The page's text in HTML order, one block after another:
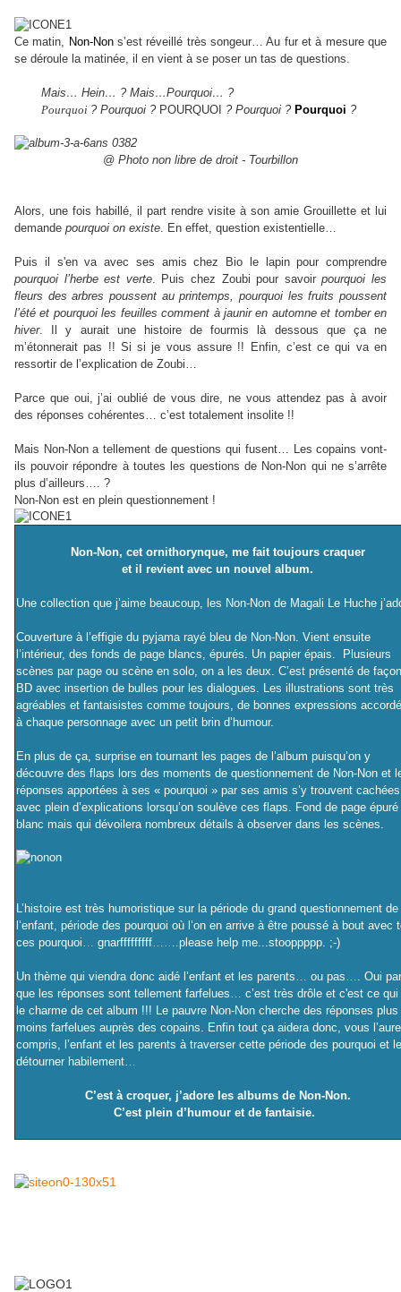
Ce matin, Non-Nons’est réveillé très songeur… Au fur et à mesure que
se déroule la matinée, il en vient à se poser un tas de questions.
Mais… Hein… ? Mais…Pourquoi… ?
Pourquoi ? Pourquoi ? POURQUOI ? Pourquoi ? Pourquoi ?
@ Photo non libre de droit - Tourbillon
Alors, une fois habillé, il part rendre visite à son amie Grouillette et lui
demande pourquoi on existe. En effet, question existentielle…
Puis il s'en va avec ses amis chez Bio le lapin pour comprendre
pourquoi l’herbe est verte. Puis chez Zoubi pour savoirpourquoi les
fleurs des arbres poussent au printemps, pourquoi les fruits poussent
l’été et pourquoi les feuilles comment à jaunir en automne et tomber en
hiver. Il y aurait une histoire de fourmis là dessous que ça ne
m’étonnerait pas !! Si si je vous assure !! Enfin, c’est ce qui va en
ressortir de l’explication de Zoubi…
Parce que oui, j’ai oublié de vous dire, ne vous attendez pas à avoir
des réponses cohérentes… c’est totalement insolite !!
Mais Non-Non a tellement de questions qui fusent… Les copains vont-
ils pouvoir répondre à toutes les questions de Non-Non qui ne s’arrête
plus d’ailleurs…. ?
Non-Non est en plein questionnement !
Non-Non, cet ornithorynque, me fait toujours craquer
et il revient avec un nouvel album.
Une collection que j’aime beaucoup, les Non-Non de Magali Le Huche
Couverture à l’effigie du pyjama rayé bleu de Non-Non. Vient ensuite
l’intérieur, des fonds de page blancs, épurés. Un papier épais. Plusieurs
scènes par page ou scène en solo, on a les deux. C’est présenté de façon
BD avec insertion de bulles pour les dialogues. Les illustrations sont très
agréables et fantaisistes comme toujours, de bonnes expressions
à chaque personnage avec un petit brin d’humour.
En plus de ça, surprise en tournant les pages de l’album puisqu’on y
découvre des flaps lors des moments de questionnement de Non-Non et
réponses apportées à ses « pourquoi » par ses amis s’y trouvent cachées
avec plein d’explications lorsqu’on soulève ces flaps. Fond de page épuré
blanc mais qui dévoilera nombreux détails à observer dans les scènes.
L’histoire est très humoristique sur la période du grand questionnement de
l’enfant, période des pourquoi où l’on en arrive à être poussé à bout avec
ces pourquoi… gnarfffffffff…….please help me...stooppppp. ;-)
Un thème qui viendra donc aidé l’enfant et les parents… ou pas…. Oui
que les réponses sont tellement farfelues… c’est très drôle et c'est ce
le charme de cet album !!! Le pauvre Non-Non cherche des réponses plus
moins farfelues auprès des copains. Enfin tout ça aidera donc, vous
compris, l’enfant et les parents à traverser cette période des pourquoi et
détourner habilement…
C’est à croquer, j’adore les albums de Non-Non.
C’est plein d’humour et de fantaisie.